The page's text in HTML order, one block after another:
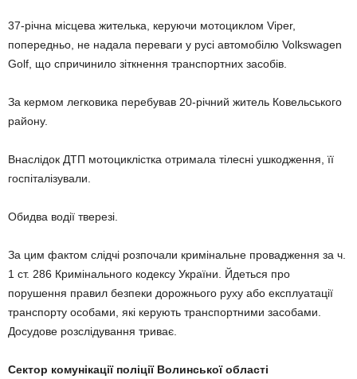
37-річна місцева жителька, керуючи мотоциклом Viper,
попередньо, не надала переваги у русі автомобілю Volkswagen
Golf, що спричинило зіткнення транспортних засобів.
За кермом легковика перебував 20-річний житель Ковельського
району.
Внаслідок ДТП мотоциклістка отримала тілесні ушкодження, її
госпіталізували.
Обидва водії тверезі.
За цим фактом слідчі розпочали кримінальне провадження за ч.
1 ст. 286 Кримінального кодексу України. Йдеться про
порушення правил безпеки дорожнього руху або експлуатації
транспорту особами, які керують транспортними засобами.
Досудове розслідування триває.
Сектор комунікації поліції Волинської області